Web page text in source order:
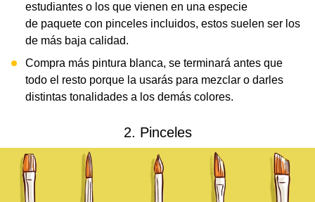
estudiantes o los que vienen en una especie
de paquete con pinceles incluidos, estos suelen ser los
de más baja calidad.
Compra más pintura blanca, se terminará antes que
todo el resto porque la usarás para mezclar o darles
distintas tonalidades a los demás colores.
2. Pinceles